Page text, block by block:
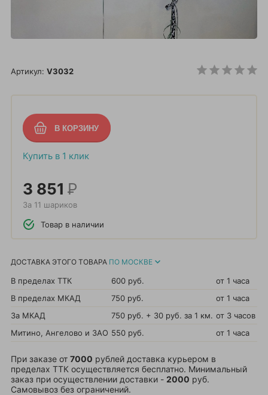
Артикул: V3032
Купить в 1 клик
3 851 Р
За 11 шариков
Товар в наличии
ДОСТАВКА ЭТОГО ТОВАРА ПО МОСКВЕ
В пределах ТТК 600 руб.
от 1 часа
В пределах МКАД
750 руб.
от 1 часа
За МКАД
750 руб. + 30 руб. за 1 км. от 3 часов
Митино, Ангелово и ЗАО 550 руб. от 1 часа
При заказе от 7000 рублей доставка курьером в
пределах ТТК осуществляется бесплатно. Минимальный
заказ при осуществлении доставки - 2000 руб.
Самовывоз без ограничений.